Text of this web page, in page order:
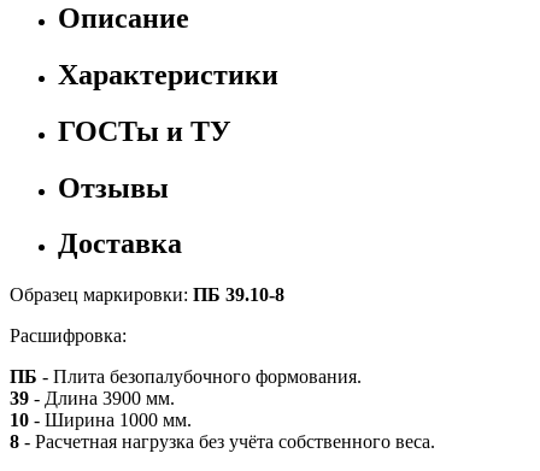
Описание
Характеристики
ГОСТы и ТУ
Отзывы
Доставка
Образец маркировки: ПБ 39.10-8
Расшифровка:
ПБ - Плита безопалубочного формования.
39 - Длина 3900 мм.
10 - Ширина 1000 мм.
8 - Расчетная нагрузка без учёта собственного веса.